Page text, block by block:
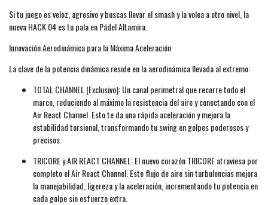
Si tu juego es veloz, agresivo y buscas llevar el smash y la volea a otro nivel, la
nueva HACK 04 es tu pala en Pádel Altamira.
Innovación Aerodinámica para la Máxima Aceleración
La clave de la potencia dinámica reside en la aerodinámica llevada al extremo:
TOTAL CHANNEL (Exclusivo): Un canal perimetral que recorre todo el
marco, reduciendo al máximo la resistencia del aire y conectando con el
Air React Channel. Esto te da una rápida aceleración y mejora la
estabilidad torsional, transformando tu swing en golpes poderosos y
precisos.
TRICORE y AIR REACT CHANNEL: El nuevo corazón TRICORE atraviesa por
completo el Air React Channel. Este flujo de aire sin turbulencias mejora
la manejabilidad, ligereza y la aceleración, incrementando tu potencia en
cada golpe sin esfuerzo extra.